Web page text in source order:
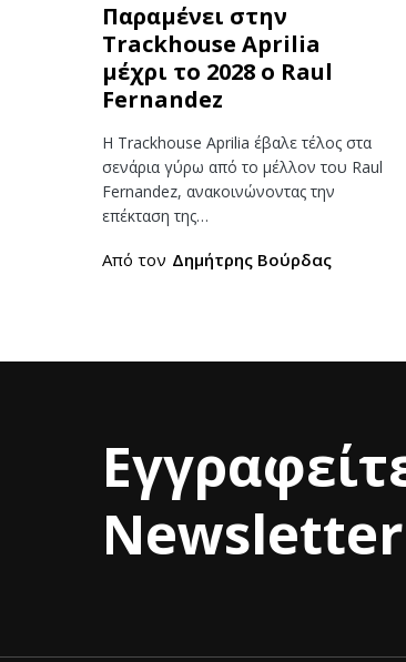
Παραμένει στην
Trackhouse Aprilia
μέχρι το 2028 ο Raul
Fernandez
Η Trackhouse Aprilia έβαλε τέλος στα
σενάρια γύρω από το μέλλον του Raul
Fernandez, ανακοινώνοντας την
επέκταση της…
Από τον Δημήτρης Βούρδας